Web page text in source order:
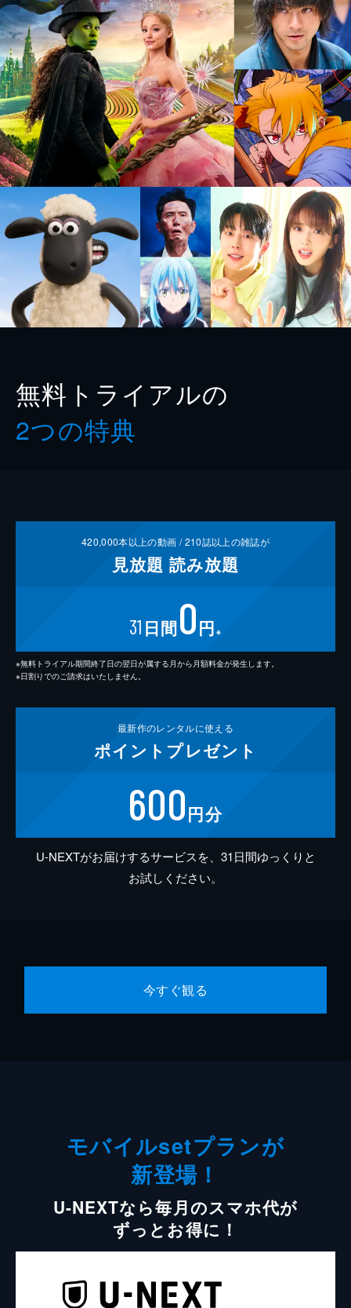
無料トライアルの
2つの特典
420,000本以上の動画 /210誌以上の雑誌が
見放題 読み放題
31 日間0円 ※
※無料トライアル期間終了日の翌日が属する月から月額料金が発生します。
※日割りでのご請求はいたしません。
最新作のレンタルに使える
ポイント プレゼント
600円分
U-NEXTがお届けするサービスを、31日間ゆっくりと
お試しください。
今すぐ観る
モバイルsetプランが
新登場！
U-NEXTなら毎月のスマホ代が
ずっとお得に！